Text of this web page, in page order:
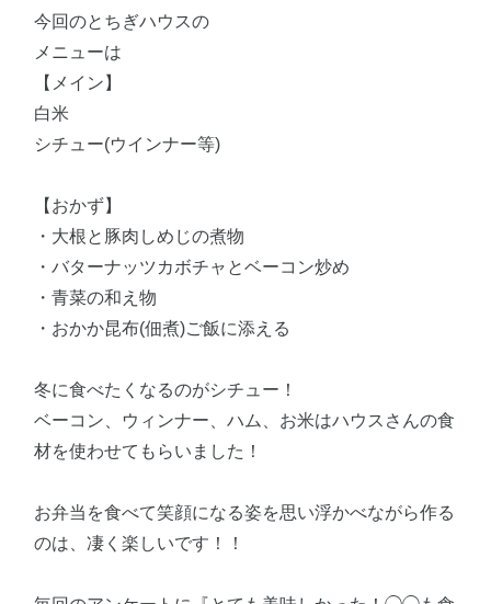
今回のとちぎハウスの
メニューは
【メイン】
白米
シチュー(ウインナー等)
【おかず】
・大根と豚肉しめじの煮物
・バターナッツカボチャとベーコン炒め
・青菜の和え物
・おかか昆布(佃煮)ご飯に添える
冬に食べたくなるのがシチュー！
ベーコン、ウィンナー、ハム、お米はハウスさんの食
材を使わせてもらいました！
お弁当を食べて笑顔になる姿を思い浮かべながら作る
のは、凄く楽しいです！！